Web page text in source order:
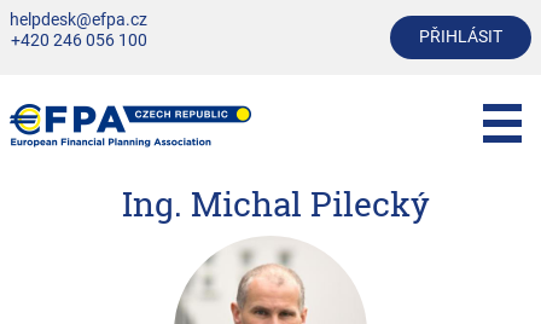
helpdesk@efpa.cz
+420 246 056 100
PŘIHLÁSIT
Ing. Michal Pilecký